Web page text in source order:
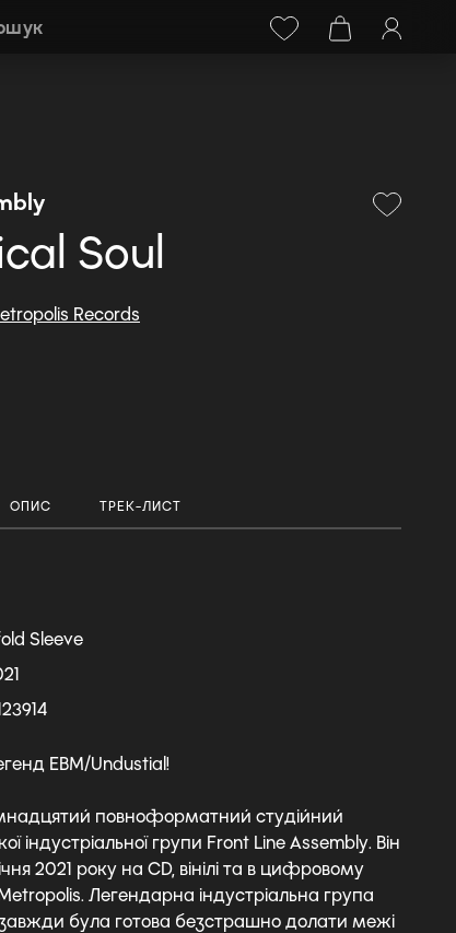
+38 (068) 778-40-38
Soul
Records
ОПИС ТРЕК-ЛИСТ
Sleeve
EBM/Undustial!
повноформатний студійний
індустріальної групи Front Line Assembly. Він
2021 року на CD, вінілі та в цифровому
Легендарна індустріальна група
була готова безстрашно долати межі